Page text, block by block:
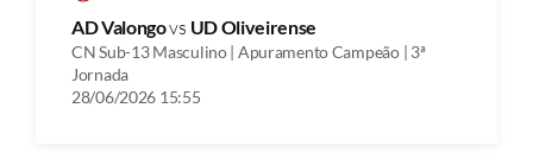
AD Valongovs UD Oliveirense
CN Sub-13 Masculino | Apuramento Campeão | 3ª
Jornada
28/06/2026 15:55